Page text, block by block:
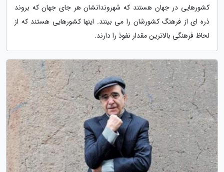
کشورهایی در جهان هستند که شهروندانشان هر جای جهان که بروند
ذره ای از فرهنگ کشورشان را می بینند. اینها کشورهایی هستند که از
لحاظ فرهنگی بالاترین مقدار نفوذ را دارند.